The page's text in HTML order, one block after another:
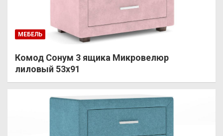
МЕБЕЛЬ
Комод Сонум 3 ящика Микровелюр
лиловый 53х91